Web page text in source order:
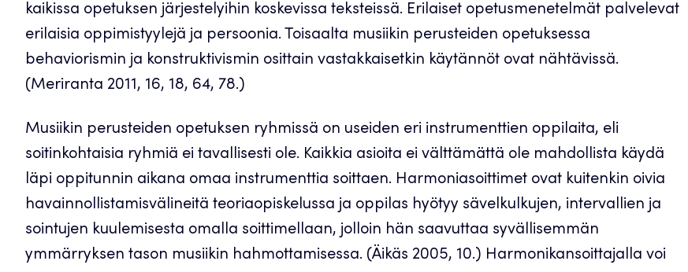
kaikissa opetuksen järjestelyihin koskevissa teksteissä. Erilaiset opetusmenetelmät palvelevat
erilaisia oppimistyylejä ja persoonia. Toisaalta musiikin perusteiden opetuksessa
behaviorismin ja konstruktivismin osittain vastakkaisetkin käytännöt ovat nähtävissä.
(Meriranta 2011, 16, 18, 64, 78.)
Musiikin perusteiden opetuksen ryhmissä on useiden eri instrumenttien oppilaita, eli
soitinkohtaisia ryhmiä ei tavallisesti ole. Kaikkia asioita ei välttämättä ole mahdollista käydä
läpi oppitunnin aikana omaa instrumenttia soittaen. Harmoniasoittimet ovat kuitenkin oivia
havainnollistamisvälineitä teoriaopiskelussa ja oppilas hyötyy sävelkulkujen, intervallien ja
sointujen kuulemisesta omalla soittimellaan, jolloin hän saavuttaa syvällisemmän
ymmärryksen tason musiikin hahmottamisessa. (Äikäs 2005, 10.) Harmonikansoittajalla voi